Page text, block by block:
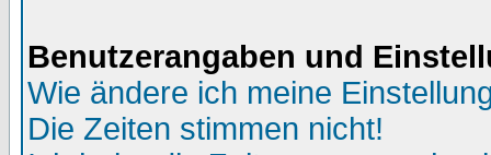
Benutzerangaben und
Wie ändere ich meine
Die Zeiten stimmen nicht!